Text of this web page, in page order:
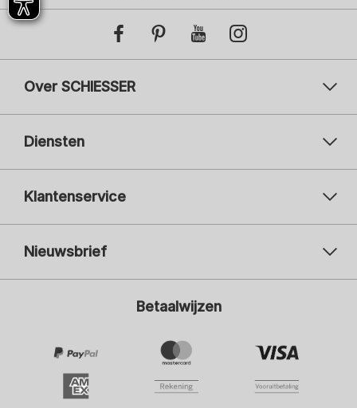
Over SCHIESSER
Diensten
Klantenservice
Nieuwsbrief
Ik ben geïnteresseerd in:
Herenmode
ADIDAS
Betaalwijzen